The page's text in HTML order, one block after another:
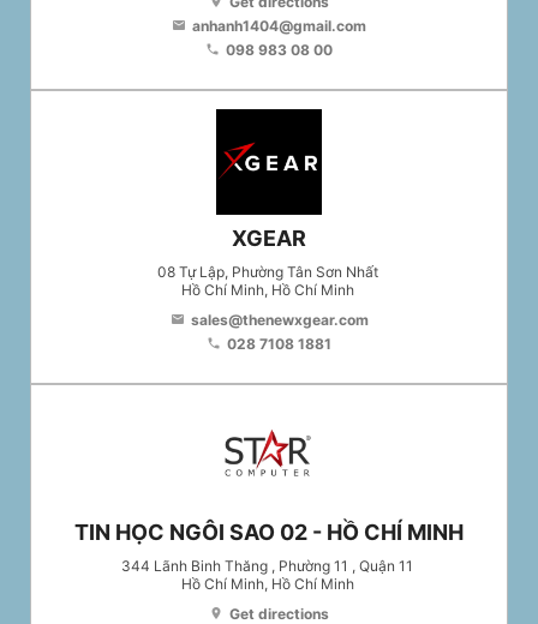
email anhanh1404@gmail.com
phone 098 983 08 00
XGEAR
08 Tự Lập, Phường Tân Sơn Nhất
Hồ Chí Minh, Hồ Chí Minh
email sales@thenewxgear.com
phone 028 7108 1881
TIN HỌC NGÔI SAO 02 - HỒ CHÍ MINH
344 Lãnh Binh Thăng , Phường 11 , Quận 11
Hồ Chí Minh, Hồ Chí Minh
location_on Get directions